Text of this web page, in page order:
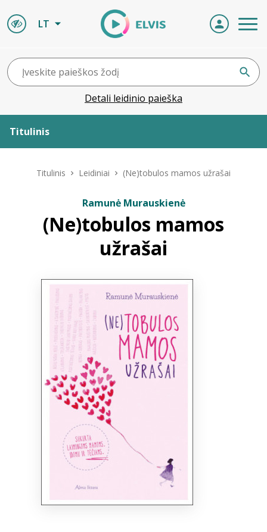
LT
Detali leidinio paieška
Titulinis
ELVIS atvyksta
Bibliotekoms
Titulinis Leidiniai (Ne)tobulos mamos užrašai
Ramunė Murauskienė
(Ne)tobulos mamos
užrašai